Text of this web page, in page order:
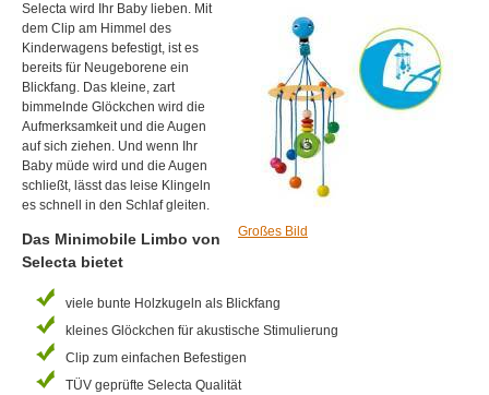
Großes Bild
Selecta wird Ihr Baby lieben. Mit
dem Clip am Himmel des
Kinderwagens befestigt, ist es
bereits für Neugeborene ein
Blickfang. Das kleine, zart
bimmelnde Glöckchen wird die
Aufmerksamkeit und die Augen
auf sich ziehen. Und wenn Ihr
Baby müde wird und die Augen
schließt, lässt das leise Klingeln
es schnell in den Schlaf gleiten.
Das Minimobile Limbo von
Selecta bietet
viele bunte Holzkugeln als Blickfang
kleines Glöckchen für akustische Stimulierung
Clip zum einfachen Befestigen
TÜV geprüfte Selecta Qualität